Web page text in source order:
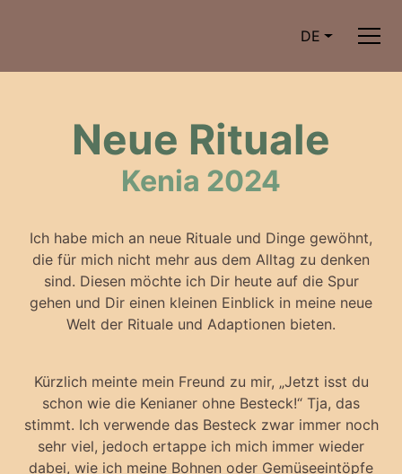
DE
Neue Rituale
Kenia 2024
Ich habe mich an neue Rituale und Dinge gewöhnt,
die für mich nicht mehr aus dem Alltag zu denken
sind. Diesen möchte ich Dir heute auf die Spur
gehen und Dir einen kleinen Einblick in meine neue
Welt der Rituale und Adaptionen bieten.
Kürzlich meinte mein Freund zu mir, „Jetzt isst du
schon wie die Kenianer ohne Besteck!“ Tja, das
stimmt. Ich verwende das Besteck zwar immer noch
sehr viel, jedoch ertappe ich mich immer wieder
dabei, wie ich meine Bohnen oder Gemüseeintöpfe